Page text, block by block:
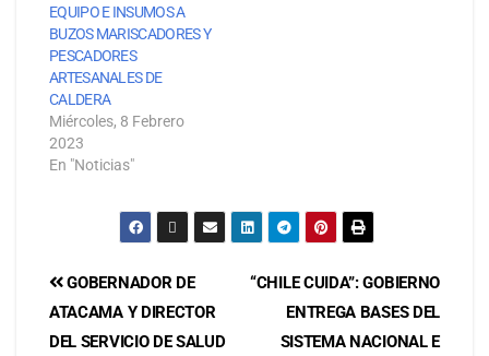
EQUIPO E INSUMOS A
BUZOS MARISCADORES Y
PESCADORES
ARTESANALES DE
CALDERA
Miércoles, 8 Febrero
2023
En "Noticias"
“CHILE CUIDA”: GOBIERNO
ENTREGA BASES DEL
SISTEMA NACIONAL E
GOBERNADOR DE
ATACAMA Y DIRECTOR
DEL SERVICIO DE SALUD